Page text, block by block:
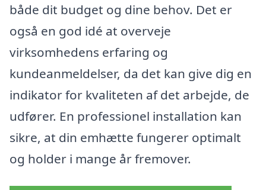
både dit budget og dine behov. Det er
også en god idé at overveje
virksomhedens erfaring og
kundeanmeldelser, da det kan give dig en
indikator for kvaliteten af det arbejde, de
udfører. En professionel installation kan
sikre, at din emhætte fungerer optimalt
og holder i mange år fremover.